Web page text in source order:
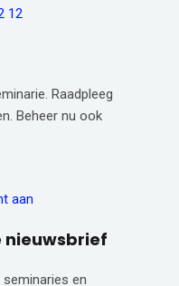
12
Raadpleeg
Beheer nu ook
aan
nieuwsbrief
en